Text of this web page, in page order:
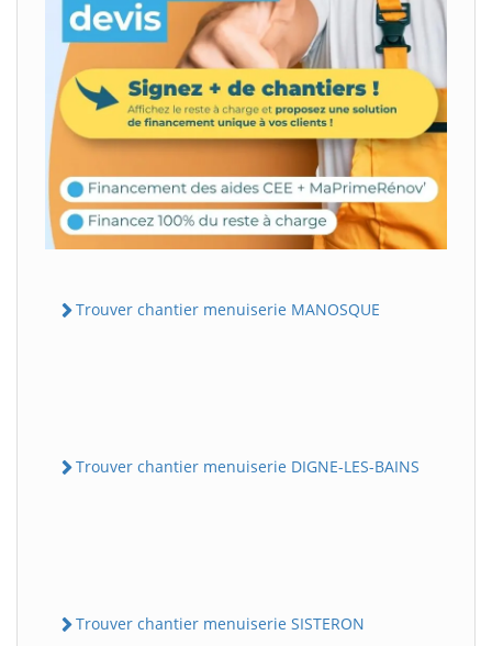
Trouver chantier menuiserie MANOSQUE
Trouver chantier menuiserie DIGNE-LES-BAINS
Trouver chantier menuiserie SISTERON